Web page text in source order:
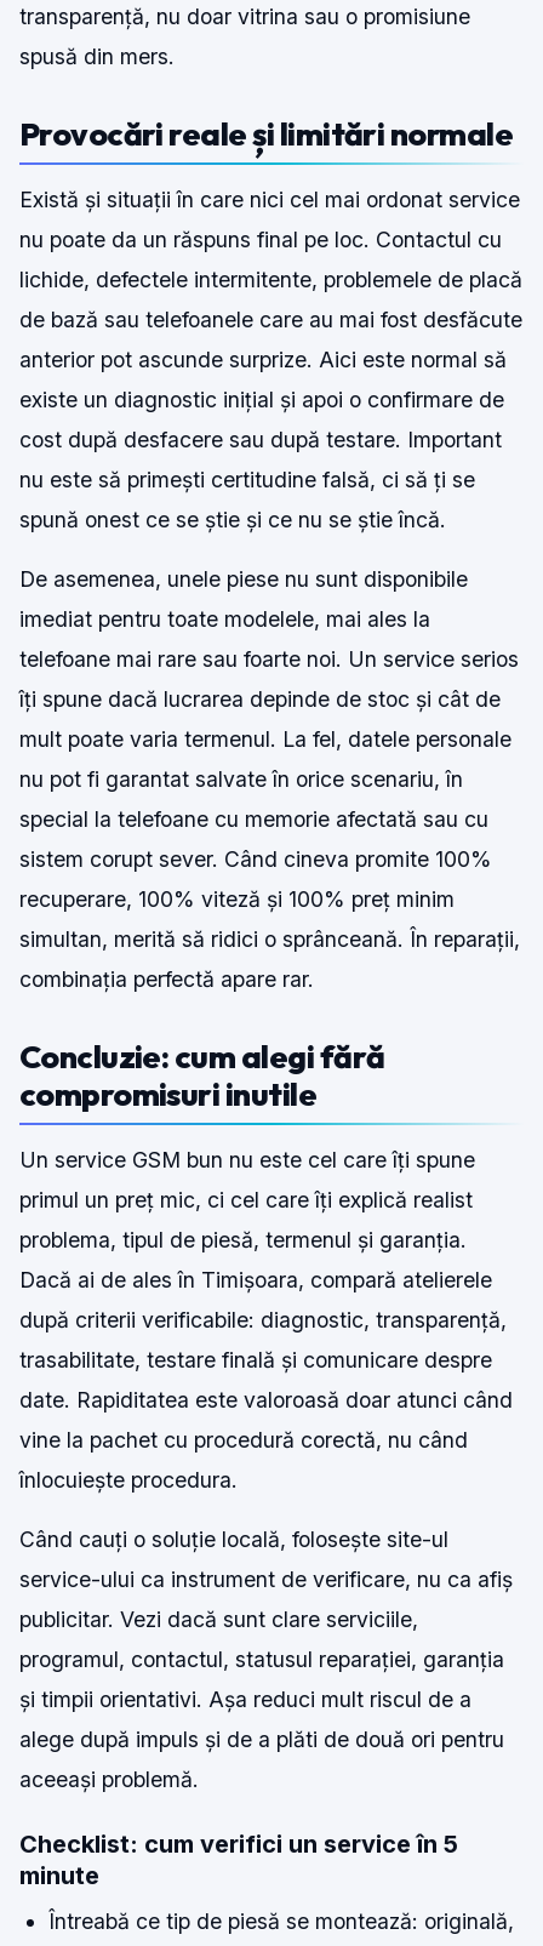
transparență, nu doar vitrina sau o promisiune
spusă din mers.
Provocări reale și limitări normale
Există și situații în care nici cel mai ordonat service
nu poate da un răspuns final pe loc. Contactul cu
lichide, defectele intermitente, problemele de placă
de bază sau telefoanele care au mai fost desfăcute
anterior pot ascunde surprize. Aici este normal să
existe un diagnostic inițial și apoi o confirmare de
cost după desfacere sau după testare. Important
nu este să primești certitudine falsă, ci să ți se
spună onest ce se știe și ce nu se știe încă.
De asemenea, unele piese nu sunt disponibile
imediat pentru toate modelele, mai ales la
telefoane mai rare sau foarte noi. Un service serios
îți spune dacă lucrarea depinde de stoc și cât de
mult poate varia termenul. La fel, datele personale
nu pot fi garantat salvate în orice scenariu, în
special la telefoane cu memorie afectată sau cu
sistem corupt sever. Când cineva promite 100%
recuperare, 100% viteză și 100% preț minim
simultan, merită să ridici o sprânceană. În reparații,
combinația perfectă apare rar.
Concluzie: cum alegi fără
compromisuri inutile
Un service GSM bun nu este cel care îți spune
primul un preț mic, ci cel care îți explică realist
problema, tipul de piesă, termenul și garanția.
Dacă ai de ales în Timișoara, compară atelierele
după criterii verificabile: diagnostic, transparență,
trasabilitate, testare finală și comunicare despre
date. Rapiditatea este valoroasă doar atunci când
vine la pachet cu procedură corectă, nu când
înlocuiește procedura.
Când cauți o soluție locală, folosește site-ul
service-ului ca instrument de verificare, nu ca afiș
publicitar. Vezi dacă sunt clare serviciile,
programul, contactul, statusul reparației, garanția
și timpii orientativi. Așa reduci mult riscul de a
alege după impuls și de a plăti de două ori pentru
aceeași problemă.
Checklist: cum verifici un service în 5
minute
Întreabă ce tip de piesă se montează: originală,